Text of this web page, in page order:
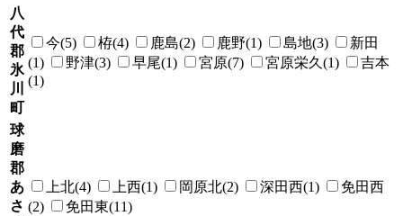
八
代
郡
氷
川
町
今(5) 栫(4) 鹿島(2) 鹿野(1) 島地(3)
新田
(1)
野津(3) 早尾(1) 宮原(7) 宮原栄久(1)
吉本
(1)
球
磨
郡
あ
さ
上北(4) 上西(1) 岡原北(2) 深田西(1)
免田西
(2)
免田東(11)